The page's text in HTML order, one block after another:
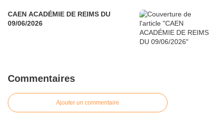
CAEN ACADÉMIE DE REIMS DU
09/06/2026
Commentaires
Ajouter un commentaire